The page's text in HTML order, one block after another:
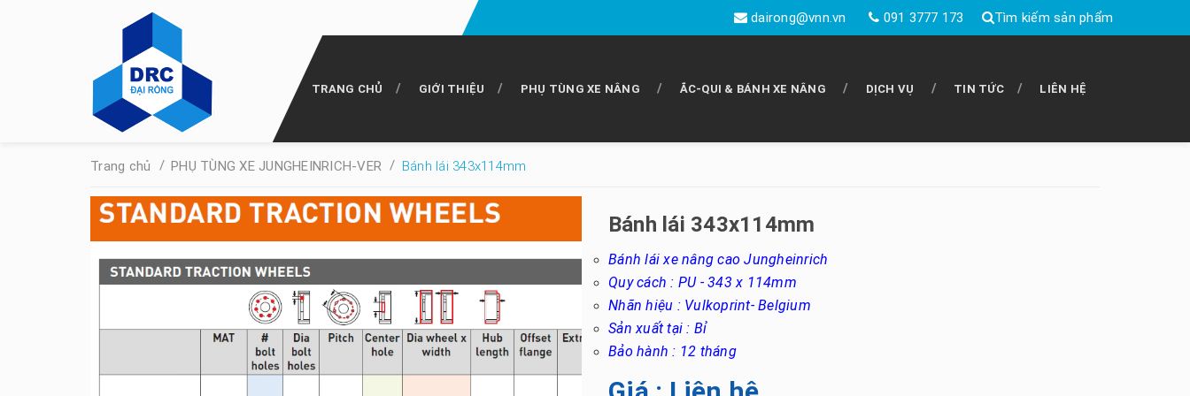
dairong@vnn.vn 091 3777 173 Tìm kiếm sản phẩm
TRANG CHỦ GIỚI THIỆU PHỤ TÙNG XE NÂNG ẮC-QUI & BÁNH XE NÂNG DỊCH VỤ TIN TỨC LIÊN HỆ
Trang chủ / PHỤ TÙNG XE JUNGHEINRICH-VER / Bánh lái 343x114mm
Bánh lái 343x114mm
Bánh lái xe nâng cao Jungheinrich
Quy cách : PU - 343 x 114mm
Nhãn hiệu : Vulkoprint- Belgium
Sản xuất tại : Bỉ
Bảo hành : 12 tháng